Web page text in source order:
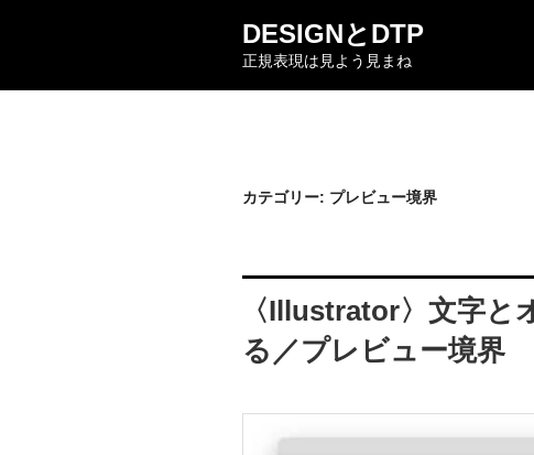
ン
DESIGNとDTP
正規表現は見よう見まね
カテゴリー: プレビュー境界
〈Illustrator〉文字と
る／プレビュー境界